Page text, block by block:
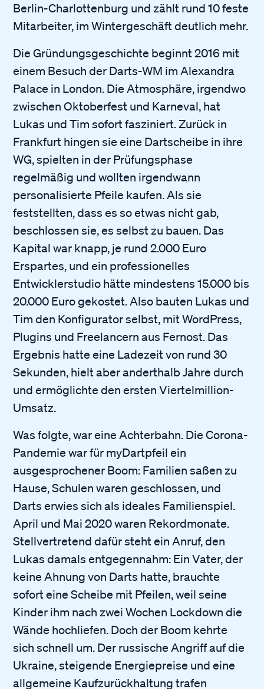
Berlin-Charlottenburg und zählt rund 10 feste
Mitarbeiter, im Wintergeschäft deutlich mehr.
Die Gründungsgeschichte beginnt 2016 mit
einem Besuch der Darts-WM im Alexandra
Palace in London. Die Atmosphäre, irgendwo
zwischen Oktoberfest und Karneval, hat
Lukas und Tim sofort fasziniert. Zurück in
Frankfurt hingen sie eine Dartscheibe in ihre
WG, spielten in der Prüfungsphase
regelmäßig und wollten irgendwann
personalisierte Pfeile kaufen. Als sie
feststellten, dass es so etwas nicht gab,
beschlossen sie, es selbst zu bauen. Das
Kapital war knapp, je rund 2.000 Euro
Erspartes, und ein professionelles
Entwicklerstudio hätte mindestens 15.000 bis
20.000 Euro gekostet. Also bauten Lukas und
Tim den Konfigurator selbst, mit WordPress,
Plugins und Freelancern aus Fernost. Das
Ergebnis hatte eine Ladezeit von rund 30
Sekunden, hielt aber anderthalb Jahre durch
und ermöglichte den ersten Viertelmillion-
Umsatz.
Was folgte, war eine Achterbahn. Die Corona-
Pandemie war für myDartpfeil ein
ausgesprochener Boom: Familien saßen zu
Hause, Schulen waren geschlossen, und
Darts erwies sich als ideales Familienspiel.
April und Mai 2020 waren Rekordmonate.
Stellvertretend dafür steht ein Anruf, den
Lukas damals entgegennahm: Ein Vater, der
keine Ahnung von Darts hatte, brauchte
sofort eine Scheibe mit Pfeilen, weil seine
Kinder ihm nach zwei Wochen Lockdown die
Wände hochliefen. Doch der Boom kehrte
sich schnell um. Der russische Angriff auf die
Ukraine, steigende Energiepreise und eine
allgemeine Kaufzurückhaltung trafen